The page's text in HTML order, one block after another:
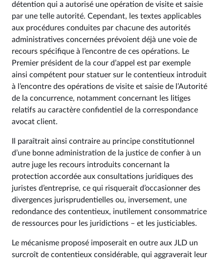
détention qui a autorisé une opération de visite et saisie
par une telle autorité. Cependant, les textes applicables
aux procédures conduites par chacune des autorités
administratives concernées prévoient déjà une voie de
recours spécifique à l’encontre de ces opérations. Le
Premier président de la cour d’appel est par exemple
ainsi compétent pour statuer sur le contentieux introduit
à l’encontre des opérations de visite et saisie de l’Autorité
de la concurrence, notamment concernant les litiges
relatifs au caractère confidentiel de la correspondance
avocat client.
Il paraîtrait ainsi contraire au principe constitutionnel
d’une bonne administration de la justice de confier à un
autre juge les recours introduits concernant la
protection accordée aux consultations juridiques des
juristes d’entreprise, ce qui risquerait d’occasionner des
divergences jurisprudentielles ou, inversement, une
redondance des contentieux, inutilement consommatrice
de ressources pour les juridictions – et les justiciables.
Le mécanisme proposé imposerait en outre aux JLD un
surcroît de contentieux considérable, qui aggraverait leur